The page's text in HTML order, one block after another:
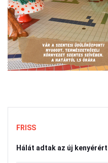
FRISS
Hálát adtak az új kenyérért